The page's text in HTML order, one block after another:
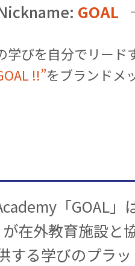
GOAL
学びを自分でリード
!!”をブランドメ
「GOAL」
在外教育施設と
する学びのプラ